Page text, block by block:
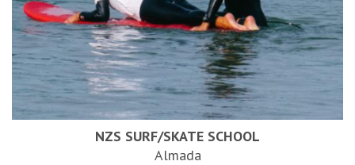
NZS SURF/SKATE SCHOOL
Almada